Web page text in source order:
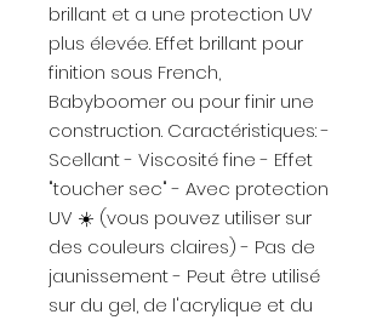
brillant et a une protection UV
plus élevée. Effet brillant pour
finition sous French,
Babyboomer ou pour finir une
construction. Caractéristiques: -
Scellant - Viscosité fine - Effet
"toucher sec" - Avec protection
UV ☀️ (vous pouvez utiliser sur
des couleurs claires) - Pas de
jaunissement - Peut être utilisé
sur du gel, de l'acrylique et du